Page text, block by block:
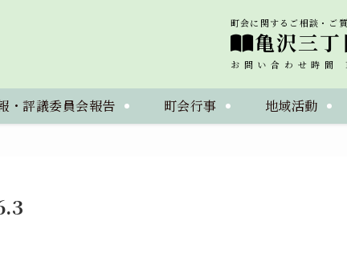
町会に関するご相談・ご
亀沢三
お問い合わせ時間
・評議委員会報告 町会行事 地域活動